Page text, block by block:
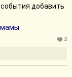
добавить
2